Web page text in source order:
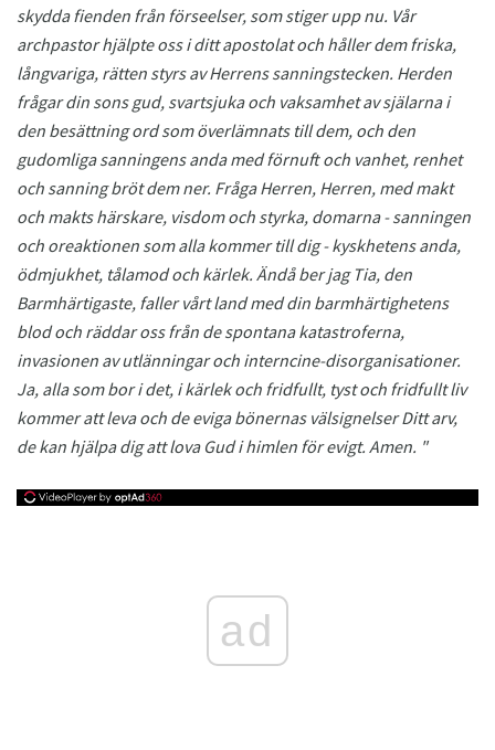
skydda fienden från förseelser, som stiger upp nu. Vår
archpastor hjälpte oss i ditt apostolat och håller dem friska,
långvariga, rätten styrs av Herrens sanningstecken. Herden
frågar din sons gud, svartsjuka och vaksamhet av själarna i
den besättning ord som överlämnats till dem, och den
gudomliga sanningens anda med förnuft och vanhet, renhet
och sanning bröt dem ner. Fråga Herren, Herren, med makt
och makts härskare, visdom och styrka, domarna - sanningen
och oreaktionen som alla kommer till dig - kyskhetens anda,
ödmjukhet, tålamod och kärlek. Ändå ber jag Tia, den
Barmhärtigaste, faller vårt land med din barmhärtighetens
blod och räddar oss från de spontana katastroferna,
invasionen av utlänningar och interncine-disorganisationer.
Ja, alla som bor i det, i kärlek och fridfullt, tyst och fridfullt liv
kommer att leva och de eviga bönernas välsignelser Ditt arv,
de kan hjälpa dig att lova Gud i himlen för evigt. Amen. "
ad